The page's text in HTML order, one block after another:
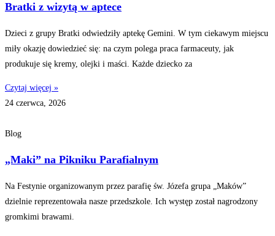
Bratki z wizytą w aptece
Dzieci z grupy Bratki odwiedziły aptekę Gemini. W tym ciekawym miejscu
miły okazję dowiedzieć się: na czym polega praca farmaceuty, jak
produkuje się kremy, olejki i maści. Każde dziecko za
Czytaj więcej »
24 czerwca, 2026
Blog
„Maki” na Pikniku Parafialnym
Na Festynie organizowanym przez parafię św. Józefa grupa „Maków”
dzielnie reprezentowała nasze przedszkole. Ich występ został nagrodzony
gromkimi brawami.